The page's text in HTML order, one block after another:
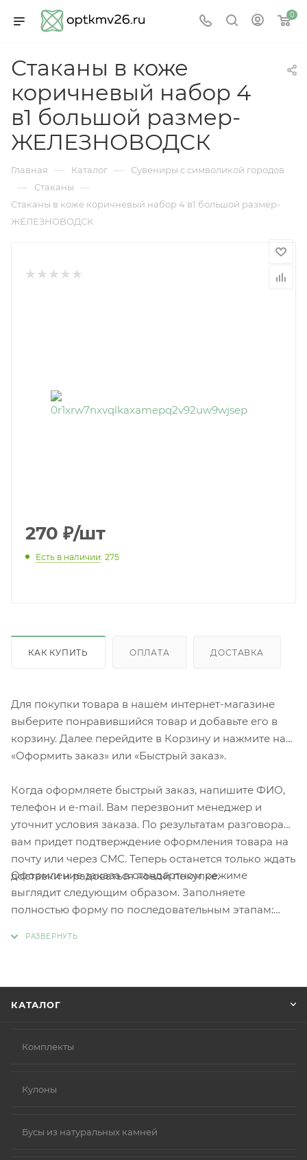
0
Стаканы в коже
коричневый набор 4
в1 большой размер-
ЖЕЛЕЗНОВОДСК
Главная — Каталог — Сувениры с символикой городов
— Стаканы —
Стаканы в коже коричневый набор 4 в1 большой размер-
ЖЕЛЕЗНОВОДСК
270 ₽/шт
Есть в наличии: 275
КАК КУПИТЬ ОПЛАТА ДОСТАВКА
Для покупки товара в нашем интернет-магазине
выберите понравившийся товар и добавьте его в
корзину. Далее перейдите в Корзину и нажмите на
«Оформить заказ» или «Быстрый заказ».
Когда оформляете быстрый заказ, напишите ФИО,
телефон и e-mail. Вам перезвонит менеджер и
уточнит условия заказа. По результатам разговора
вам придет подтверждение оформления товара на
почту или через СМС. Теперь останется только ждать
доставки и радоваться новой покупке.
Оформление заказа в стандартном режиме
выглядит следующим образом. Заполняете
полностью форму по последовательным этапам:
КАТАЛОГ
Комплекты
Кулоны
Бусы из натуральных камней